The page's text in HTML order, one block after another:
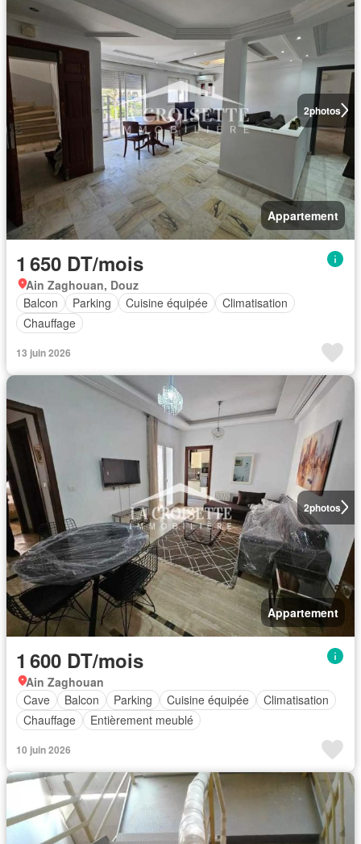
2photos
Appartement
1 650 DT/mois
Ain Zaghouan, Douz
Balcon
Parking Cuisine équipée
Climatisation
Chauffage
13 juin 2026
2photos
Appartement
1 600 DT/mois
Ain Zaghouan
Cave
Balcon Parking Cuisine équipée
Climatisation
Chauffage
Entièrement meublé
10 juin 2026